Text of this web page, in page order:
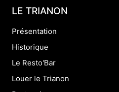
LE TRIANON
Présentation
Historique
Le Resto'Bar
Louer le Trianon